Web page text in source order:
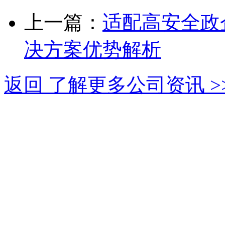
上一篇： 适配高安全
决方案优势解析
返回 了解更多公司资讯